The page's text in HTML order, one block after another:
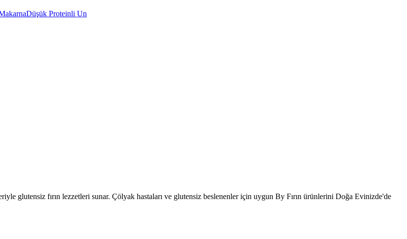
Düşük Proteinli Un
glutensiz fırın lezzetleri sunar. Çölyak hastaları ve glutensiz beslenenler için uygun By Fırın ürünlerini Doğa Evinizde'de